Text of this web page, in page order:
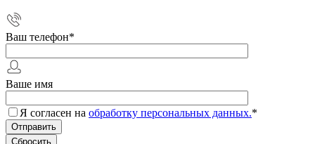
Ваш телефон*
Ваше имя
Я согласен на обработку персональных данных.*